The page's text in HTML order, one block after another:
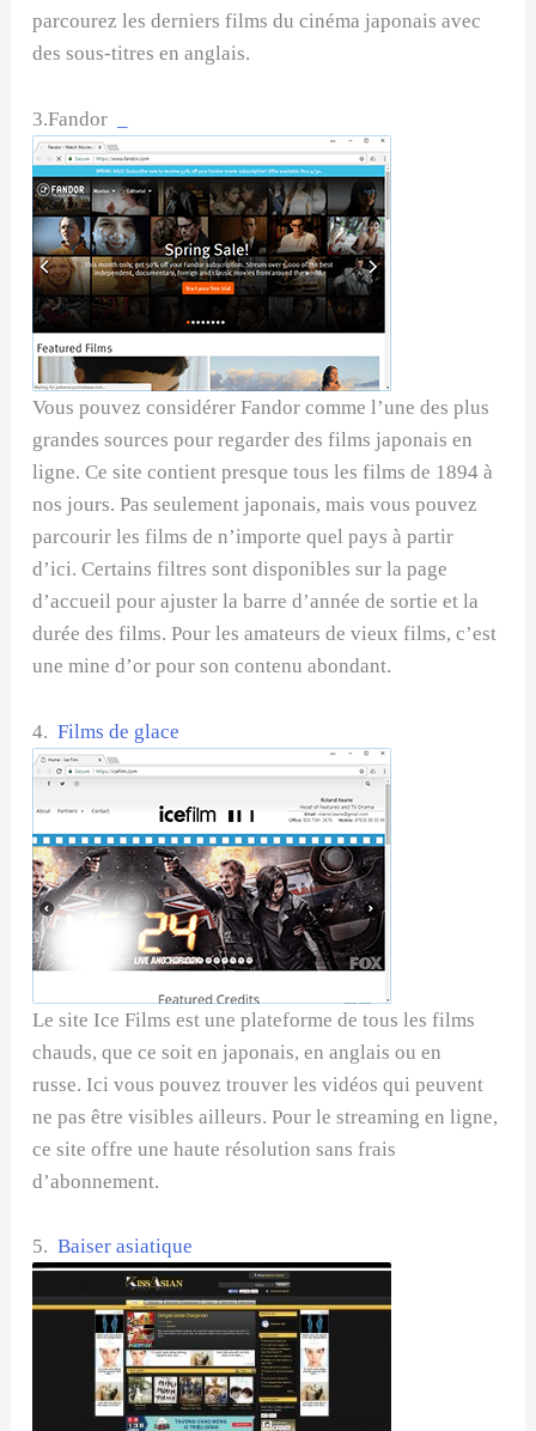
parcourez les derniers films du cinéma japonais avec
des sous-titres en anglais.
3.Fandor
Vous pouvez considérer Fandor comme l’une des plus
grandes sources pour regarder des films japonais en
ligne. Ce site contient presque tous les films de 1894 à
nos jours. Pas seulement japonais, mais vous pouvez
parcourir les films de n’importe quel pays à partir
d’ici. Certains filtres sont disponibles sur la page
d’accueil pour ajuster la barre d’année de sortie et la
durée des films. Pour les amateurs de vieux films, c’est
une mine d’or pour son contenu abondant.
4. Films de glace
Le site Ice Films est une plateforme de tous les films
chauds, que ce soit en japonais, en anglais ou en
russe. Ici vous pouvez trouver les vidéos qui peuvent
ne pas être visibles ailleurs. Pour le streaming en ligne,
ce site offre une haute résolution sans frais
d’abonnement.
5. Baiser asiatique